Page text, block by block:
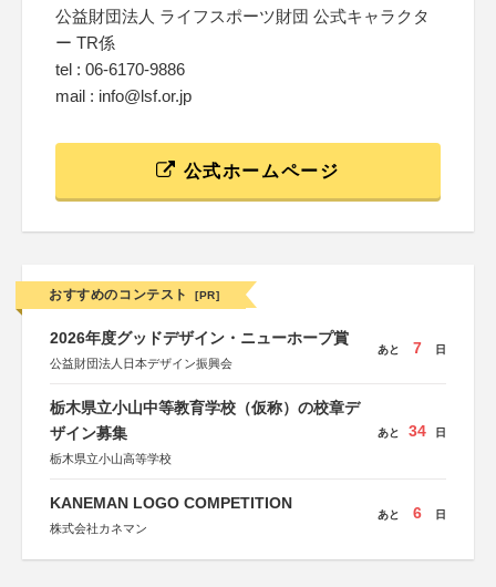
公益財団法人 ライフスポーツ財団 公式キャラクタ
ー TR係
tel : 06-6170-9886
mail : info@lsf.or.jp
公式ホームページ
おすすめのコンテスト [PR]
2026年度グッドデザイン・ニューホープ賞
公益財団法人日本デザイン振興会
あと 7 日
栃木県立小山中等教育学校（仮称）の校章デ
ザイン募集
栃木県立小山高等学校
あと 34 日
KANEMAN LOGO COMPETITION
株式会社カネマン
あと 6 日